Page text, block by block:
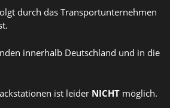
durch das Transportunternehmen
innerhalb Deutschland und in die
ist leider NICHT möglich.